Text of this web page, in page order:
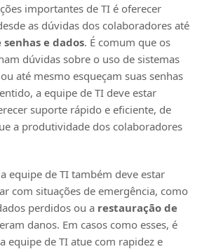
importantes de TI é oferecer
as dúvidas dos colaboradores até
e dados. É comum que os
dúvidas sobre o uso de sistemas
até mesmo esqueçam suas senhas
a equipe de TI deve estar
suporte rápido e eficiente, de
a produtividade dos colaboradores
equipe de TI também deve estar
com situações de emergência, como
perdidos ou a restauração de
danos. Em casos como esses, é
equipe de TI atue com rapidez e